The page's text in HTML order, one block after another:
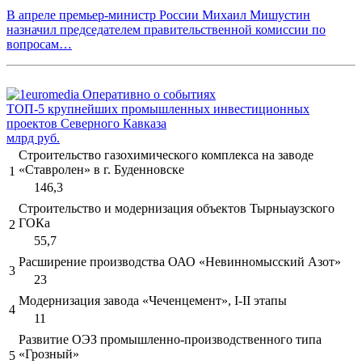
В апреле премьер-министр России Михаил Мишустин
назначил председателем правительственной комиссии по
вопросам…
ТОП-5 крупнейших промышленных инвестиционных
проектов Северного Кавказа
млрд руб.
1
Строительство газохимического комплекса на заводе
«Ставролен» в г. Буденновске
146,3
2
Строительство и модернизация объектов Тырныаузского
ГОКа
55,7
3
Расширение производства ОАО «Невинномысский Азот»
23
4
Модернизация завода «Чеченцемент», I-II этапы
11
5
Развитие ОЭЗ промышленно-производственного типа
«Грозный»